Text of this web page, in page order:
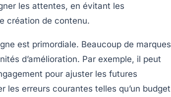
les attentes, en évitant les
création de contenu.
est primordiale. Beaucoup de marques
d’amélioration. Par exemple, il peut
pour ajuster les futures
les erreurs courantes telles qu’un budget